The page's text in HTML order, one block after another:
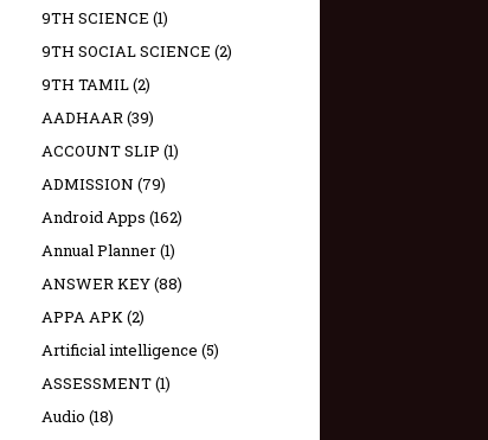
9TH SCIENCE (1)
9TH SOCIAL SCIENCE (2)
9TH TAMIL(2)
AADHAAR(39)
ACCOUNT SLIP (1)
ADMISSION (79)
Android Apps (162)
Annual Planner(1)
ANSWER KEY(88)
APPA APK(2)
Artificial intelligence (5)
ASSESSMENT(1)
Audio (18)